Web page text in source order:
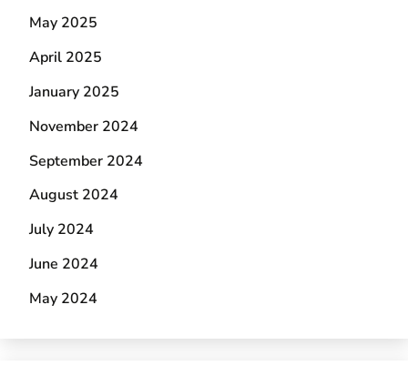
May 2025
April 2025
January 2025
November 2024
September 2024
August 2024
July 2024
June 2024
May 2024